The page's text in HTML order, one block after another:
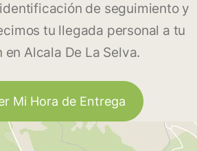
de seguimiento y
tu llegada personal a tu
en Alcala De La Selva.
Mi Hora de Entrega